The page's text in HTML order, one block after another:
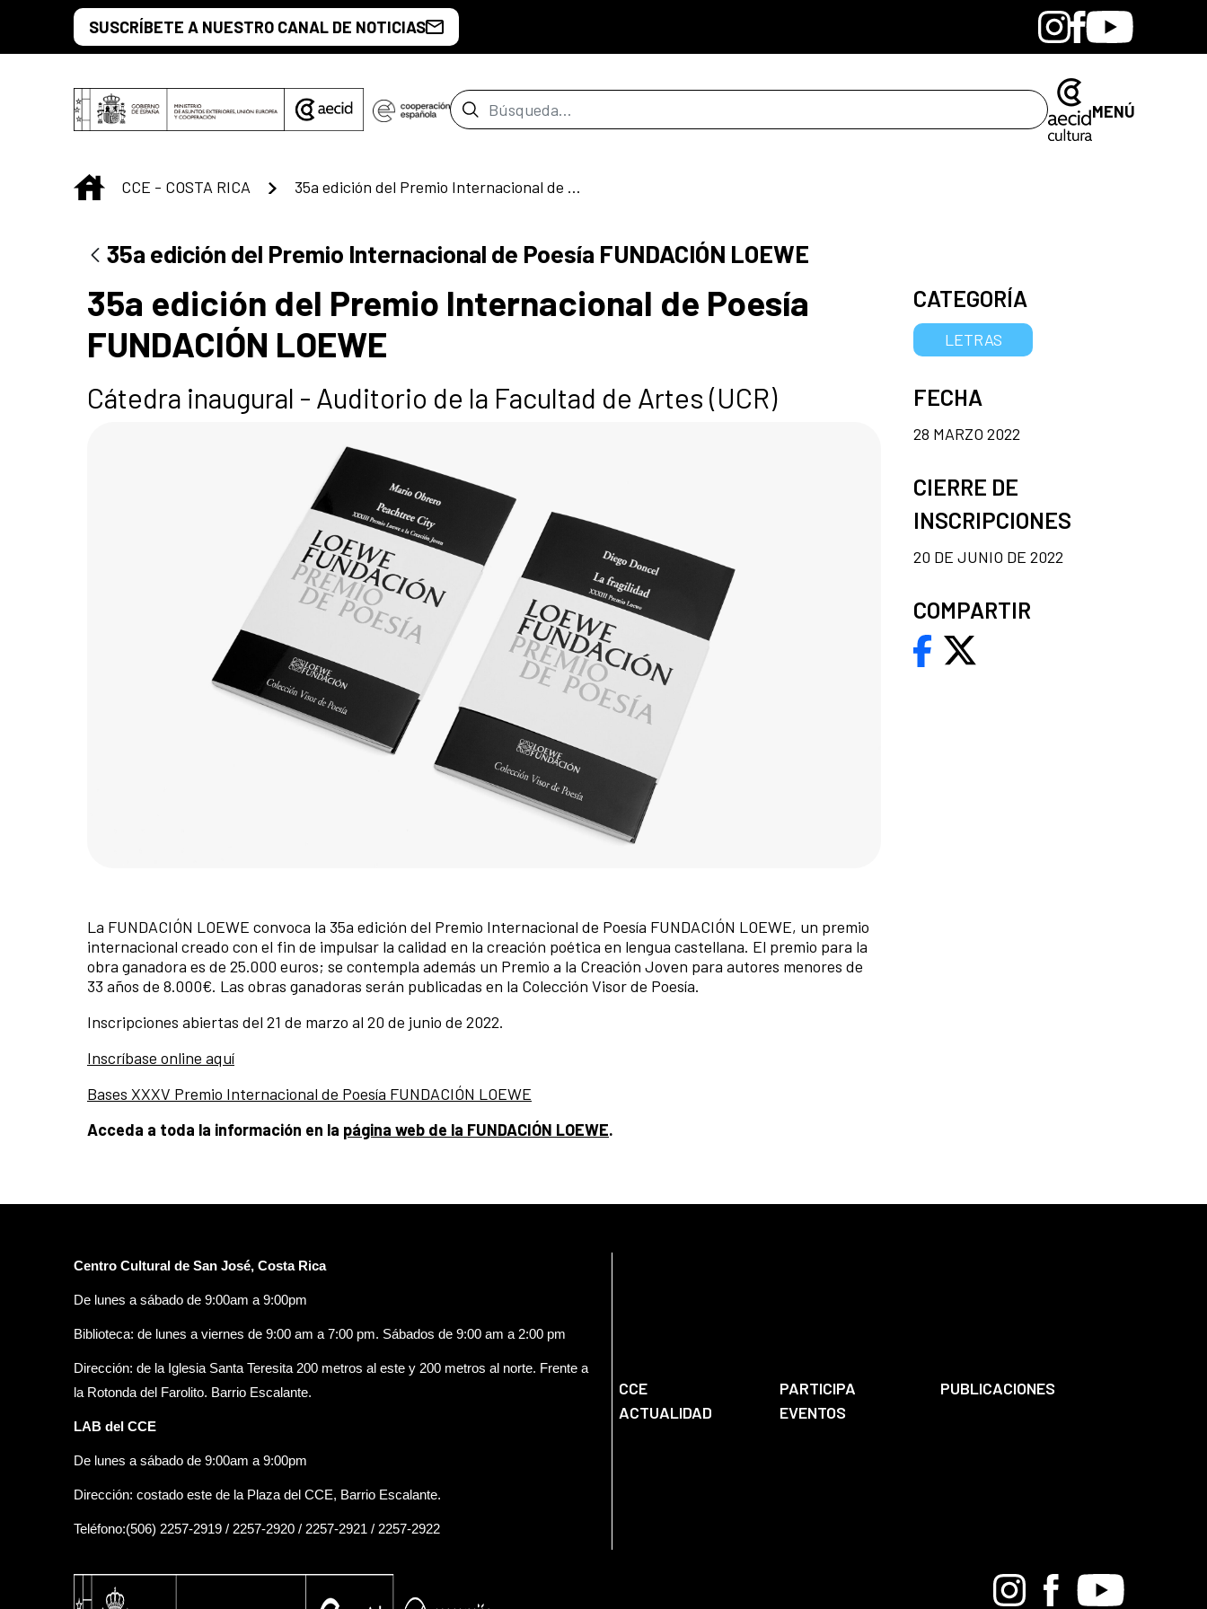
Saltar al contenido principal
SUSCRÍBETE A NUESTRO CANAL DE NOTICIAS BandcampInstagram
Facebook
Youtube
Barra de búsqueda MENÚ
INICIO
CCE - COSTA RICA 35a edición del Premio Internacional de Poesía FUNDACIÓN LOEWE
35a edición del Premio Internacional de Poesía FUNDACIÓN LOEWE
35a edición del Premio Internacional de Poesía
FUNDACIÓN LOEWE
Cátedra inaugural - Auditorio de la Facultad de Artes (UCR)
La FUNDACIÓN LOEWE convoca la 35a edición del Premio Internacional de Poesía FUNDACIÓN LOEWE, un premio
internacional creado con el fin de impulsar la calidad en la creación poética en lengua castellana. El premio para la
obra ganadora es de 25.000 euros; se contempla además un Premio a la Creación Joven para autores menores de
33 años de 8.000€. Las obras ganadoras serán publicadas en la Colección Visor de Poesía.
Inscripciones abiertas del 21 de marzo al 20 de junio de 2022.
Inscríbase online aquí
Bases XXXV Premio Internacional de Poesía FUNDACIÓN LOEWE
Acceda a toda la información en la página web de la FUNDACIÓN LOEWE.
CATEGORÍA
LETRAS
FECHA
28 MARZO 2022
CIERRE DE
INSCRIPCIONES
20 DE JUNIO DE 2022
COMPARTIR
Centro Cultural de San José, Costa Rica
De lunes a sábado de 9:00am a 9:00pm
Biblioteca: de lunes a viernes de 9:00 am a 7:00 pm. Sábados de 9:00 am a 2:00 pm
Dirección: de la Iglesia Santa Teresita 200 metros al este y 200 metros al norte. Frente a
la Rotonda del Farolito. Barrio Escalante.
LAB del CCE
De lunes a sábado de 9:00am a 9:00pm
Dirección: costado este de la Plaza del CCE, Barrio Escalante.
Teléfono:(506) 2257-2919 / 2257-2920 / 2257-2921 / 2257-2922
CCE PARTICIPA
PUBLICACIONES
ACTUALIDAD
EVENTOS
BandcampInstagramFacebook
Youtube